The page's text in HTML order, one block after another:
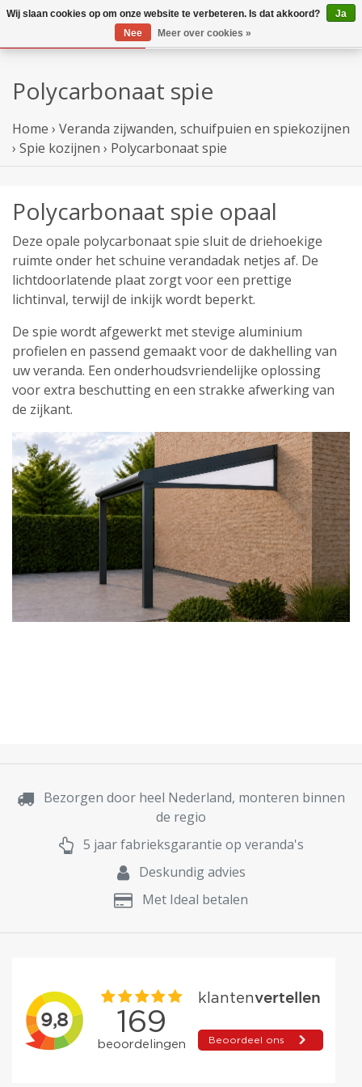
Polycarbonaat spie
Home › Veranda zijwanden, schuifpuien en spiekozijnen
› Spie kozijnen › Polycarbonaat spie
Polycarbonaat spie opaal
Deze opale polycarbonaat spie sluit de driehoekige
ruimte onder het schuine verandadak netjes af. De
lichtdoorlatende plaat zorgt voor een prettige
lichtinval, terwijl de inkijk wordt beperkt.
De spie wordt afgewerkt met stevige aluminium
profielen en passend gemaakt voor de dakhelling van
uw veranda. Een onderhoudsvriendelijke oplossing
voor extra beschutting en een strakke afwerking van
de zijkant.
Bezorgen door heel Nederland, monteren binnen
de regio
5 jaar fabrieksgarantie op veranda's
Deskundig advies
Met Ideal betalen
Wij slaan cookies op om onze website te verbeteren. Is dat akkoord?
Ja
Nee
Meer over cookies »